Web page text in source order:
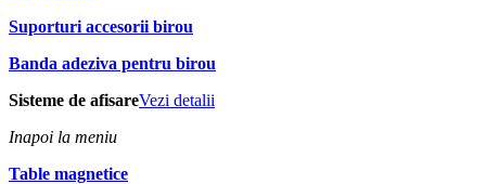
Suporturi accesorii birou
Banda adeziva pentru birou
Sisteme de afisareVezi detalii
Inapoi la meniu
Table magnetice